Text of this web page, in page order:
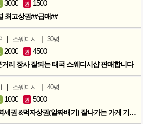
3000 권 1500
최고상권##급매##
| 스웨디시 | 30평
2000 권 4500
거리 장사 잘되는 태국 스웨디시샵 판매합니다
| 스웨디시 | 40평
1000 권 5000
### 부천 역세권 &먹자상권(알짜배기) 잘나가는 가게 기회입니다 ###